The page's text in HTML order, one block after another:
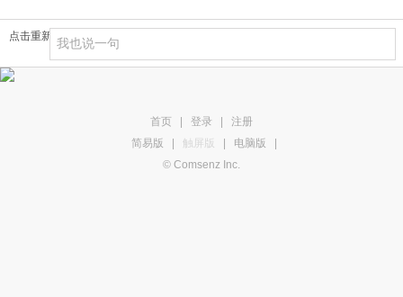
点击重新加载
首页 登录
注册
简易版
触屏版 电脑版
© Comsenz Inc.